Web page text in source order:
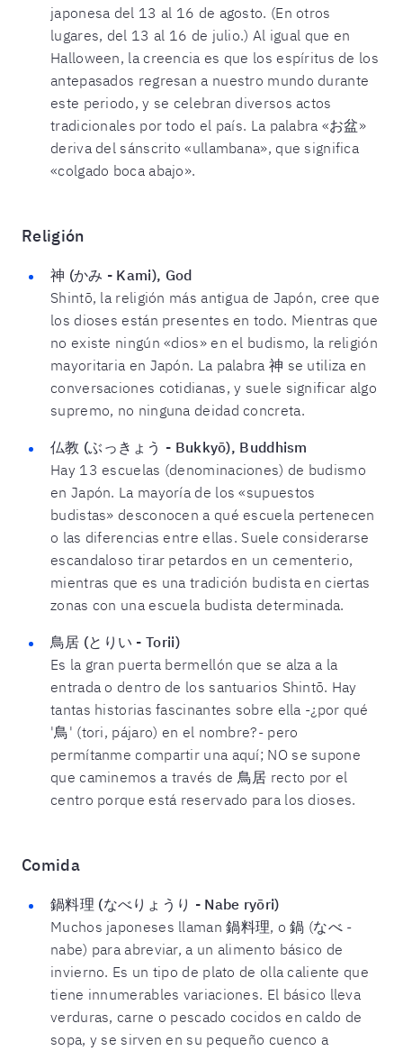
japonesa del 13 al 16 de agosto. (En otros
lugares, del 13 al 16 de julio.) Al igual que en
Halloween, la creencia es que los espíritus de los
antepasados regresan a nuestro mundo durante
este periodo, y se celebran diversos actos
tradicionales por todo el país. La palabra «お盆»
deriva del sánscrito «ullambana», que significa
«colgado boca abajo».
Religión
神 (かみ - Kami), God
Shintō, la religión más antigua de Japón, cree que
los dioses están presentes en todo. Mientras que
no existe ningún «dios» en el budismo, la religión
mayoritaria en Japón. La palabra 神 se utiliza en
conversaciones cotidianas, y suele significar algo
supremo, no ninguna deidad concreta.
仏教 (ぶっきょう - Bukkyō), Buddhism
Hay 13 escuelas (denominaciones) de budismo
en Japón. La mayoría de los «supuestos
budistas» desconocen a qué escuela pertenecen
o las diferencias entre ellas. Suele considerarse
escandaloso tirar petardos en un cementerio,
mientras que es una tradición budista en ciertas
zonas con una escuela budista determinada.
鳥居 (とりい - Torii)
Es la gran puerta bermellón que se alza a la
entrada o dentro de los santuarios Shintō. Hay
tantas historias fascinantes sobre ella -¿por qué
'鳥' (tori, pájaro) en el nombre?- pero
permítanme compartir una aquí; NO se supone
que caminemos a través de 鳥居 recto por el
centro porque está reservado para los dioses.
Comida
鍋料理 (なべりょうり - Nabe ryōri)
Muchos japoneses llaman 鍋料理, o 鍋 (なべ -
nabe) para abreviar, a un alimento básico de
invierno. Es un tipo de plato de olla caliente que
tiene innumerables variaciones. El básico lleva
verduras, carne o pescado cocidos en caldo de
sopa, y se sirven en su pequeño cuenco a